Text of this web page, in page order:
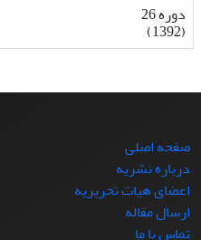
دوره 26
(1392)
صفحه اصلی
درباره نشریه
اعضای هیات تحریریه
ارسال مقاله
تماس با ما